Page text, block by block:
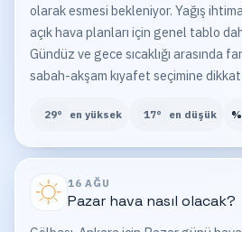
olarak esmesi bekleniyor. Yağış
açık hava planları için genel tablo
Gündüz ve gece sıcaklığı arasında
sabah-akşam kıyafet seçimine
29° en yüksek 17° en düşük %
16 AĞU
Pazarhava nasıl olacak?